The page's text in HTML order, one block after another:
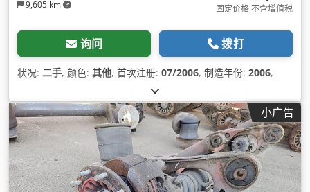
9,605 km
固定价格 不含增值税
询问 拨打
状况: 二手, 颜色: 其他, 首次注册: 07/2006, 制造年份: 2006,
小广告